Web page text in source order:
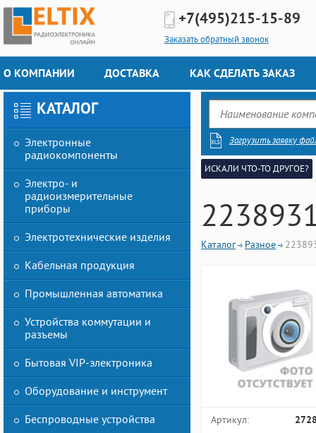
+7(495)215-15-89
Заказать обратный звонок
О КОМПАНИИ ДОСТАВКА КАК СДЕЛАТЬ ЗАКАЗ
КАТАЛОГ
Электронные
радиокомпоненты
Электро- и
радиоизмерительные
приборы
Электротехнические изделия
Кабельная продукция
Промышленная автоматика
Устройства коммутации и
разъемы
Бытовая VIP-электроника
Оборудование и инструмент
Беспроводные устройства
Загрузить заявку
ИСКАЛИ ЧТО-ТО ДРУГОЕ?
Каталог Разное
Артикул: